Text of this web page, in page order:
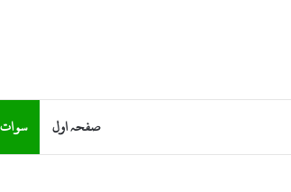
صفحہ اول